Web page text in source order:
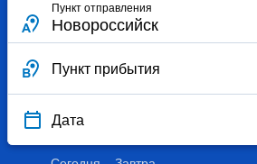
Пункт отправления
Пункт прибытия
Дата